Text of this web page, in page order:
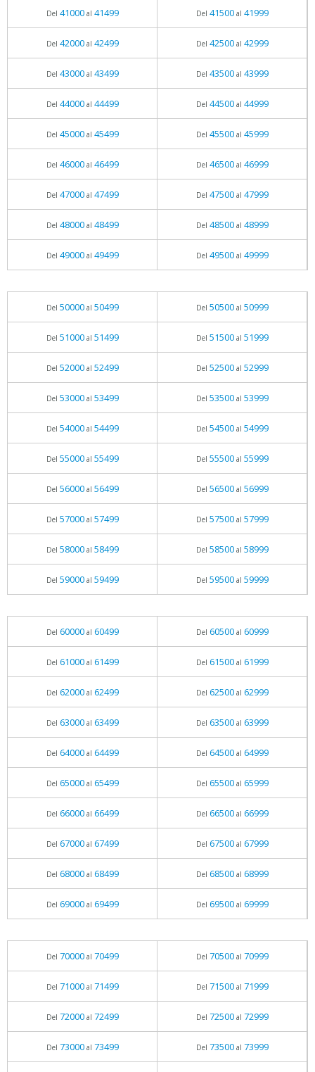
Del 41000al 41499 Del 41500al 41999
Del 42000al 42499 Del 42500al 42999
Del 43000al 43499 Del 43500al 43999
Del 44000al 44499 Del 44500al 44999
Del 45000al 45499 Del 45500al 45999
Del 46000al 46499 Del 46500al 46999
Del 47000al 47499 Del 47500al 47999
Del 48000al 48499 Del 48500al 48999
Del 49000al 49499 Del 49500al 49999
Del 50000al 50499 Del 50500al 50999
Del 51000al 51499 Del 51500al 51999
Del 52000al 52499 Del 52500al 52999
Del 53000al 53499 Del 53500al 53999
Del 54000al 54499 Del 54500al 54999
Del 55000al 55499 Del 55500al 55999
Del 56000al 56499 Del 56500al 56999
Del 57000al 57499 Del 57500al 57999
Del 58000al 58499 Del 58500al 58999
Del 59000al 59499 Del 59500al 59999
Del 60000al 60499 Del 60500al 60999
Del 61000al 61499 Del 61500al 61999
Del 62000al 62499 Del 62500al 62999
Del 63000al 63499 Del 63500al 63999
Del 64000al 64499 Del 64500al 64999
Del 65000al 65499 Del 65500al 65999
Del 66000al 66499 Del 66500al 66999
Del 67000al 67499 Del 67500al 67999
Del 68000al 68499 Del 68500al 68999
Del 69000al 69499 Del 69500al 69999
Del 70000al 70499 Del 70500al 70999
Del 71000al 71499 Del 71500al 71999
Del 72000al 72499 Del 72500al 72999
Del 73000al 73499 Del 73500al 73999